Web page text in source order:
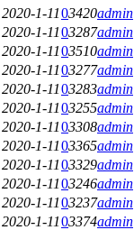
2020-1-1103420admin
2020-1-1103287admin
2020-1-1103510admin
2020-1-1103277admin
2020-1-1103283admin
2020-1-1103255admin
2020-1-1103308admin
2020-1-1103365admin
2020-1-1103329admin
2020-1-1103246admin
2020-1-1103237admin
2020-1-1103374admin